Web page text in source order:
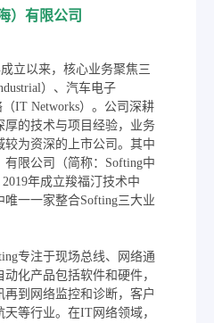
）有限公司
立以来，核心业务聚焦三
）、汽车电子
（IT Networks）。公司深耕
厚的技术与项目经验，业务
为资深的上市公司。其中
限公司（简称：Softing中
年成立羧福汀技术中
一一家整合Softing三大业
专注于现场总线、网络通
化产品包括软件和硬件，
到网络监控和诊断，客户
等行业。在IT网络领域，